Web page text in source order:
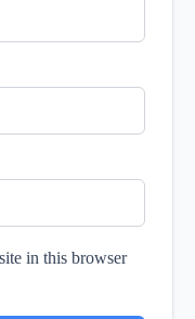
in this browser